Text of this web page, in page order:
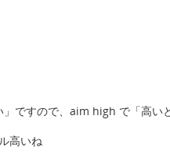
ですので、aim high で「高い
高いね